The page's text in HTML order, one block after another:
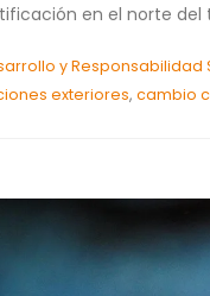
en el norte del
y Responsabilidad
exteriores, cambio